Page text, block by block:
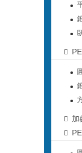
（
桶
加
（